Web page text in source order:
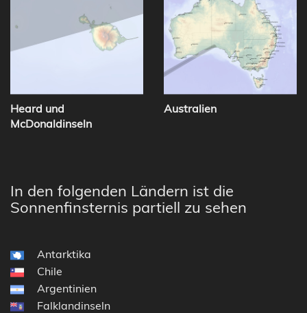
Heard und
McDonaldinseln
Australien
In den folgenden Ländern ist die
Sonnenfinsternis partiell zu sehen
Antarktika
Chile
Argentinien
Falklandinseln